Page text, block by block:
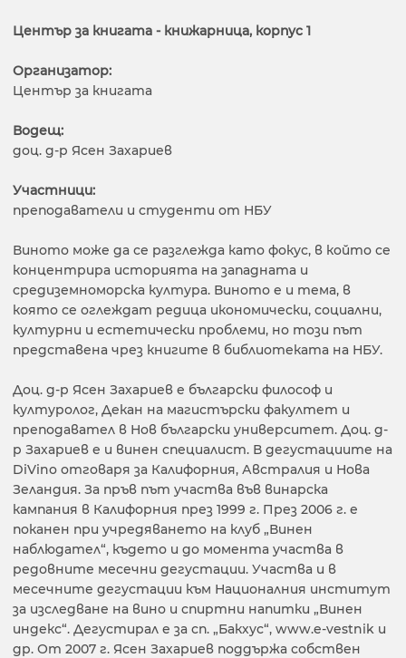
Център за книгата - книжарница, корпус 1
Организатор:
Център за книгата
Водещ:
доц. д-р Ясен Захариев
Участници:
преподаватели и студенти от НБУ
Виното може да се разглежда като фокус, в който се
концентрира историята на западната и
средиземноморска култура. Виното е и тема, в
която се оглеждат редица икономически, социални,
културни и естетически проблеми, но този път
представена чрез книгите в библиотеката на НБУ.
Доц. д-р Ясен Захариев е български философ и
културолог, Декан на магистърски факултет и
преподавател в Нов български университет. Доц. д-
р Захариев е и винен специалист. В дегустациите на
DiVino отговаря за Калифорния, Австралия и Нова
Зеландия. За пръв път участва във винарска
кампания в Калифорния през 1999 г. През 2006 г. е
поканен при учредяването на клуб „Винен
наблюдател“, където и до момента участва в
редовните месечни дегустации. Участва и в
месечните дегустации към Националния институт
за изследване на вино и спиртни напитки „Винен
индекс“. Дегустирал е за сп. „Бакхус“, www.e-vestnik и
др. От 2007 г. Ясен Захариев поддържа собствен